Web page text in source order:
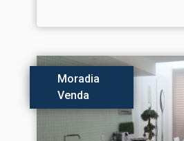
Moradia
Venda